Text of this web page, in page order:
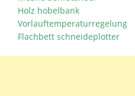
Holz hobelbank
Vorlauftemperaturregelung
Flachbett schneideplotter